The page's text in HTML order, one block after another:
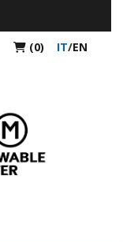
(0) IT/EN